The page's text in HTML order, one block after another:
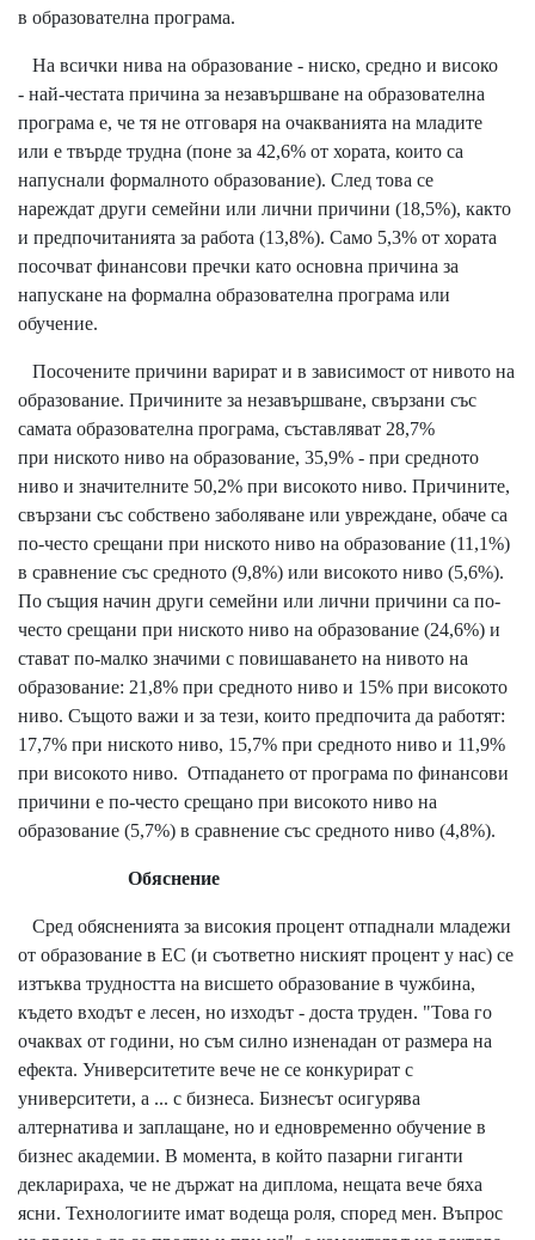
в образователна програма.
На всички нива на образование - ниско, средно и високо
- най-честата причина за незавършване на образователна
програма е, че тя не отговаря на очакванията на младите
или е твърде трудна (поне за 42,6% от хората, които са
напуснали формалното образование). След това се
нареждат други семейни или лични причини (18,5%), както
и предпочитанията за работа (13,8%). Само 5,3% от хората
посочват финансови пречки като основна причина за
напускане на формална образователна програма или
обучение.
Посочените причини варират и в зависимост от нивото на
образование. Причините за незавършване, свързани със
самата образователна програма, съставляват 28,7%
при ниското ниво на образование, 35,9% - при средното
ниво и значителните 50,2% при високото ниво. Причините,
свързани със собствено заболяване или увреждане, обаче са
по-често срещани при ниското ниво на образование (11,1%)
в сравнение със средното (9,8%) или високото ниво (5,6%).
По същия начин други семейни или лични причини са по-
често срещани при ниското ниво на образование (24,6%) и
стават по-малко значими с повишаването на нивото на
образование: 21,8% при средното ниво и 15% при високото
ниво. Същото важи и за тези, които предпочита да работят:
17,7% при ниското ниво, 15,7% при средното ниво и 11,9%
при високото ниво. Отпадането от програма по финансови
причини е по-често срещано при високото ниво на
образование (5,7%) в сравнение със средното ниво (4,8%).
Обяснение
Сред обясненията за високия процент отпаднали младежи
от образование в ЕС (и съответно ниският процент у нас) се
изтъква трудността на висшето образование в чужбина,
където входът е лесен, но изходът - доста труден. "Това го
очаквах от години, но съм силно изненадан от размера на
ефекта. Университетите вече не се конкурират с
университети, а ... с бизнеса. Бизнесът осигурява
алтернатива и заплащане, но и едновременно обучение в
бизнес академии. В момента, в който пазарни гиганти
декларираха, че не държат на диплома, нещата вече бяха
ясни. Технологиите имат водеща роля, според мен. Въпрос